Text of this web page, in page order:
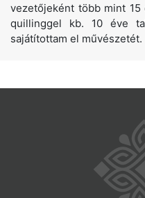
vezetőjeként több mint
quillinggel kb. 10 éve
sajátítottam el művészetét.